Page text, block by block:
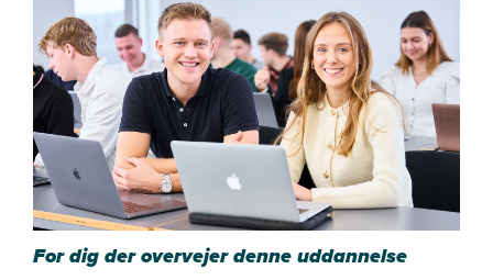
For dig der overvejer denne uddannelse